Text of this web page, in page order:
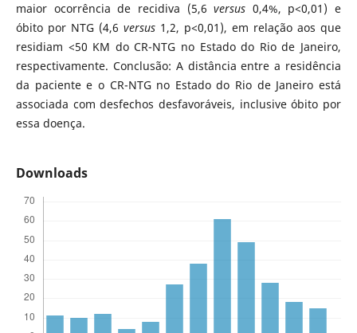
maior ocorrência de recidiva (5,6versus 0,4%, p<0,01) e
óbito por NTG (4,6 versus 1,2, p<0,01), em relação aos que
residiam <50 KM do CR-NTG no Estado do Rio de Janeiro,
respectivamente. Conclusão: A distância entre a residência
da paciente e o CR-NTG no Estado do Rio de Janeiro está
associada com desfechos desfavoráveis, inclusive óbito por
essa doença.
Downloads